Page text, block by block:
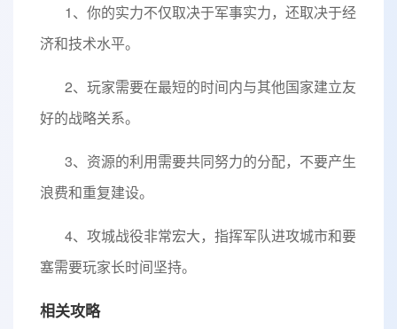
1、你的实力不仅取决于军事实力，还取决于经
济和技术水平。
2、玩家需要在最短的时间内与其他国家建立友
好的战略关系。
3、资源的利用需要共同努力的分配，不要产生
浪费和重复建设。
4、攻城战役非常宏大，指挥军队进攻城市和要
塞需要玩家长时间坚持。
相关攻略